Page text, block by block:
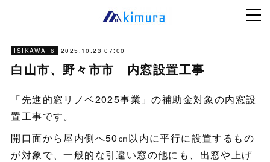
ISIKAWA_6 2025.10.23 07:00
白山市、野々市市 内窓設置工事
「先進的窓リノベ2025事業」の補助金対象の内窓設
置工事です。
開口面から屋内側へ50㎝以内に平行に設置するもの
が対象で、一般的な引違い窓の他にも、出窓や上げ